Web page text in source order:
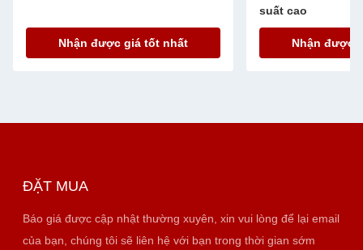
Nhận được giá tốt nhất
suất cao
Nhận được
ĐẶT MUA
Báo giá được cập nhật thường xuyên, xin vui lòng để lại email
của bạn, chúng tôi sẽ liên hệ với bạn trong thời gian sớm